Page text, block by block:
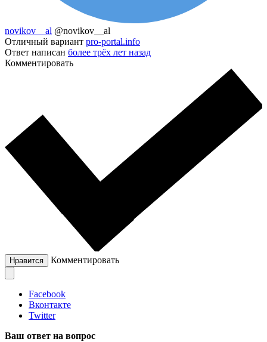
novikov__al @novikov__al
Отличный вариант pro-portal.info
Ответ написан более трёх лет назад
Комментировать
Нравится Комментировать
Facebook
Вконтакте
Twitter
Ваш ответ на вопрос